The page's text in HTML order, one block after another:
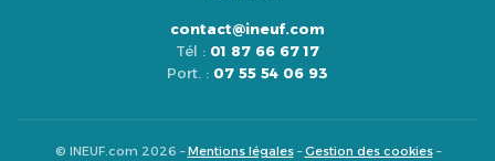
contact@ineuf.com
Tél : 01 87 66 67 17
Port. : 07 55 54 06 93
© INEUF.com 2026 –Mentions légales–Gestion des cookies–